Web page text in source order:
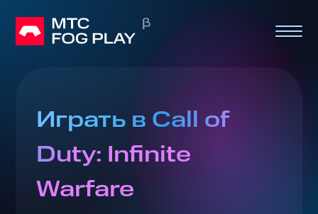
Играть в Call of
Duty: Infinite
Warfare